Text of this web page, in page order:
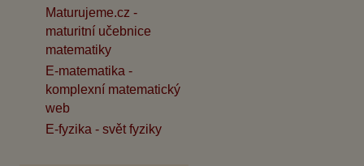
Maturujeme.cz -
maturitní učebnice
matematiky
E-matematika -
komplexní matematický
web
E-fyzika - svět fyziky